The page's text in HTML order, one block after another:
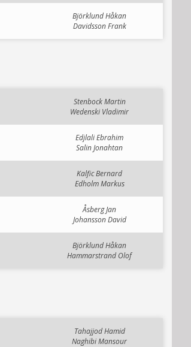
Björklund Håkan
Davidsson Frank
Stenbock Martin
Wedenski Vladimir
Edjlali Ebrahim
Salin Jonahtan
Kalfic Bernard
Edholm Markus
Åsberg Jan
Johansson David
Björklund Håkan
Hammarstrand Olof
Tahajjod Hamid
Naghibi Mansour